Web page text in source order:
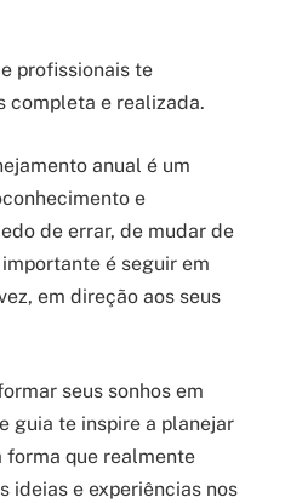
profissionais te
completa e realizada.
anual é um
e
de errar, de mudar de
é seguir em
em direção aos seus
seus sonhos em
guia te inspire a planejar
forma que realmente
ideias e experiências nos